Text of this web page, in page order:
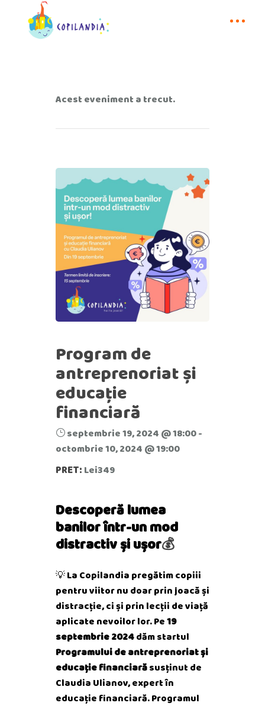
Acest eveniment a trecut.
Program de
antreprenoriat și
educație
financiară
septembrie 19, 2024 @ 18:00-
octombrie 10, 2024 @ 19:00
PRET: Lei349
Descoperă lumea
banilor într-un mod
distractiv și ușor💰
💡 La Copilandia pregătim copiii
pentru viitor nu doar prin joacă și
distracție, ci și prin lecții de viață
aplicate nevoilor lor. Pe19
septembrie 2024dăm startul
Programului de antreprenoriat și
educație financiarăsusținut de
Claudia Ulianov, expert în
educație financiară. Programul